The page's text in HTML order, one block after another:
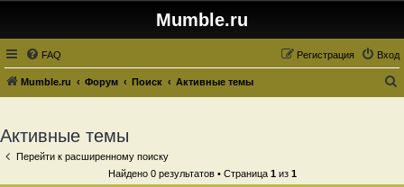
Mumble.ru
FAQ Вход
Регистрация
Mumble.ru Форум Поиск Активные темы
Активные темы
Перейти к расширенному поиску
Найдено 0 результатов • Страница 1из 1